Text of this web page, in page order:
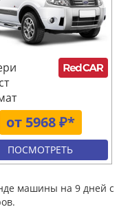
от 5968 ₽*
ПОСМОТРЕТЬ
машины на 9 дней с